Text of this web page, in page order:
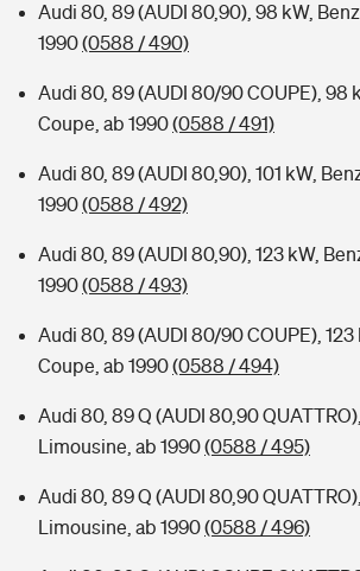
Audi 80, 89 (AUDI 80,90), 98 kW,
1990(0588 / 490)
Audi 80, 89 (AUDI 80/90 COUPE), 98
Coupe, ab 1990(0588 / 491)
Audi 80, 89 (AUDI 80,90), 101 kW,
1990(0588 / 492)
Audi 80, 89 (AUDI 80,90), 123 kW,
1990(0588 / 493)
Audi 80, 89 (AUDI 80/90 COUPE), 123
Coupe, ab 1990(0588 / 494)
Audi 80, 89 Q (AUDI 80,90
Limousine, ab 1990(0588 / 495)
Audi 80, 89 Q (AUDI 80,90
Limousine, ab 1990(0588 / 496)